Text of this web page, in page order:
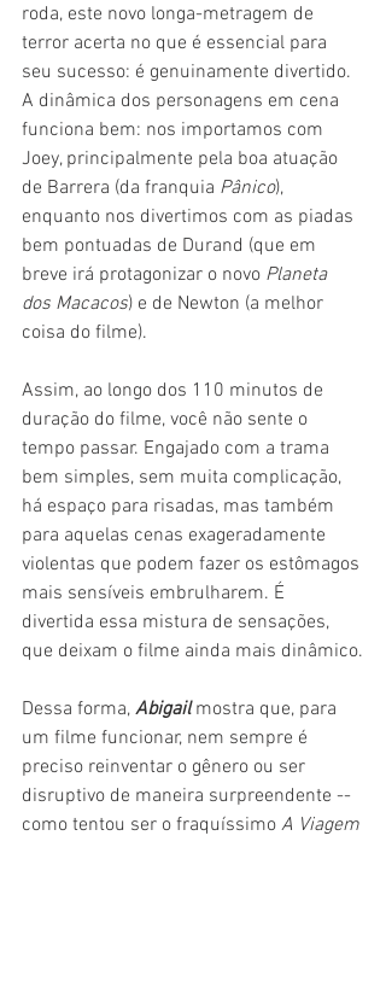
roda, este novo longa-metragem de
terror acerta no que é essencial para
seu sucesso: é genuinamente divertido.
A dinâmica dos personagens em cena
funciona bem: nos importamos com
Joey, principalmente pela boa atuação
de Barrera (da franquia Pânico),
enquanto nos divertimos com as piadas
bem pontuadas de Durand (que em
breve irá protagonizar o novo Planeta
dos Macacos) e de Newton (a melhor
coisa do filme).
Assim, ao longo dos 110 minutos de
duração do filme, você não sente o
tempo passar. Engajado com a trama
bem simples, sem muita complicação,
há espaço para risadas, mas também
para aquelas cenas exageradamente
violentas que podem fazer os estômagos
mais sensíveis embrulharem. É
divertida essa mistura de sensações,
que deixam o filme ainda mais dinâmico.
Dessa forma, Abigail mostra que, para
um filme funcionar, nem sempre é
preciso reinventar o gênero ou ser
disruptivo de maneira surpreendente --
como tentou ser o fraquíssimo A Viagem